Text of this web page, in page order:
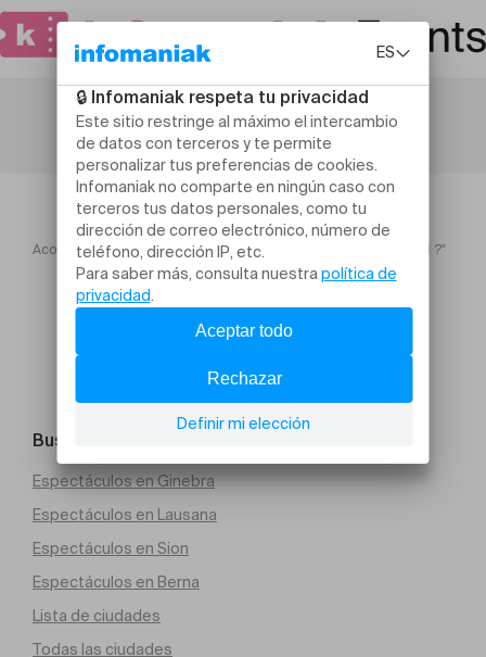
Acogida Thierry Romanens "Voisard... vous avez dit Voisard ?"
Buscar un evento
Espectáculos en Ginebra
Espectáculos en Lausana
Espectáculos en Sion
Espectáculos en Berna
Lista de ciudades
Todas las ciudades